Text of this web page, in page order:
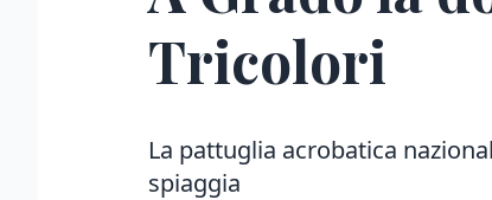
Tricolori
La pattuglia acrobatica
spiaggia